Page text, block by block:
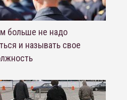
больше не надо
и называть свое